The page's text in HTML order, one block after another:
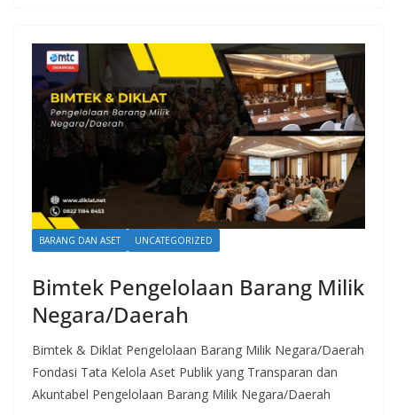
BARANG DAN ASET UNCATEGORIZED
Bimtek Pengelolaan Barang Milik
Negara/Daerah
Bimtek & Diklat Pengelolaan Barang Milik Negara/Daerah
Fondasi Tata Kelola Aset Publik yang Transparan dan
Akuntabel Pengelolaan Barang Milik Negara/Daerah